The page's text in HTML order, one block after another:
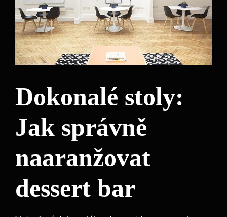
Dokonalé stoly:
Jak správně
naaranžovat
dessert bar